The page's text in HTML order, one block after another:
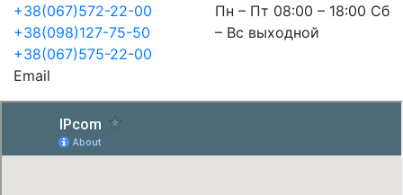
+38(067)572-22-00
+38(098)127-75-50
+38(067)575-22-00
Пн – Пт 08:00 – 18:00 Сб
– Вс выходной
Email